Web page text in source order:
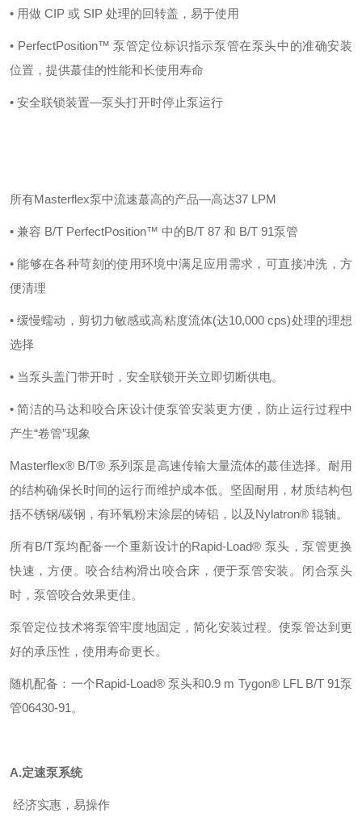
• 用做 CIP 或 SIP 处理的回转盖，易于使用
• PerfectPosition™ 泵管定位标识指示泵管在泵头中的准确安装
位置，提供蕞佳的性能和长使用寿命
• 安全联锁装置—泵头打开时停止泵运行
所有Masterflex泵中流速蕞高的产品—高达37 LPM
• 兼容 B/T PerfectPosition™ 中的B/T 87 和 B/T 91泵管
• 能够在各种苛刻的使用环境中满足应用需求，可直接冲洗，方
便清理
• 缓慢蠕动，剪切力敏感或高粘度流体(达10,000 cps)处理的理想
选择
• 当泵头盖门带开时，安全联锁开关立即切断供电。
• 简洁的马达和咬合床设计使泵管安装更方便，防止运行过程中
产生“卷管”现象
Masterflex® B/T® 系列泵是高速传输大量流体的蕞佳选择。耐用
的结构确保长时间的运行而维护成本低。坚固耐用，材质结构包
括不锈钢/碳钢，有环氧粉末涂层的铸铝，以及Nylatron® 辊轴。
所有B/T泵均配备一个重新设计的Rapid-Load® 泵头，泵管更换
快速，方便。咬合结构滑出咬合床，便于泵管安装。闭合泵头
时，泵管咬合效果更佳。
泵管定位技术将泵管牢度地固定，简化安装过程。使泵管达到更
好的承压性，使用寿命更长。
随机配备：一个Rapid-Load® 泵头和0.9 m Tygon® LFL B/T 91泵
管06430-91。
A.定速泵系统
经济实惠，易操作